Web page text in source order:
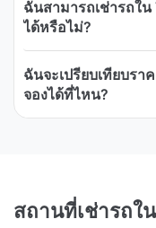
ฉันสามารถเช่ารถใ
ได้หรือไม่?
ฉันจะเปรียบเทียบรา
จองได้ที่ไหน?
สถานที่เช่ารถใ